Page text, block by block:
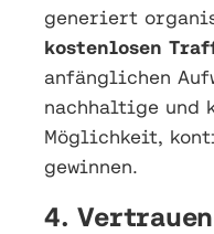
generiert
kostenlosen
anfänglichen
nachhaltige und
Möglichkeit,
gewinnen.
4.